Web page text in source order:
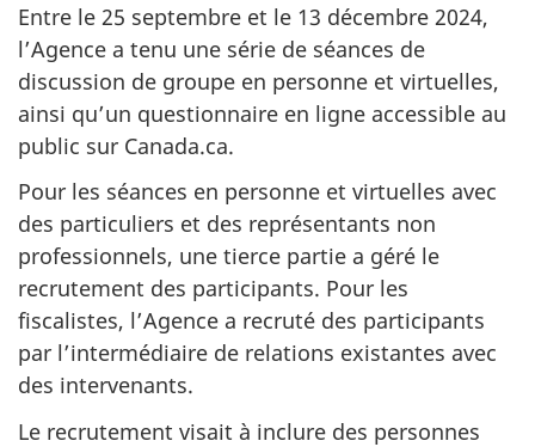
Entre le 25 septembre et le 13 décembre 2024,
l’Agence a tenu une série de séances de
discussion de groupe en personne et virtuelles,
ainsi qu’un questionnaire en ligne accessible au
public sur Canada.ca.
Pour les séances en personne et virtuelles avec
des particuliers et des représentants non
professionnels, une tierce partie a géré le
recrutement des participants. Pour les
fiscalistes, l’Agence a recruté des participants
par l’intermédiaire de relations existantes avec
des intervenants.
Le recrutement visait à inclure des personnes